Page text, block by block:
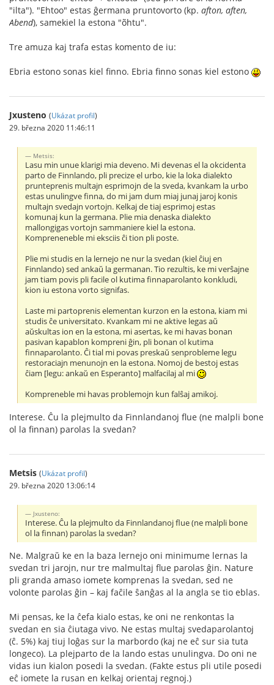
"ilta"). "Ehtoo" estas ĝermana pruntovorto (kp. afton, aften,
Abend), samekiel la estona "õhtu".
Tre amuza kaj trafa estas komento de iu:
Ebria estono sonas kiel finno. Ebria finno sonas kiel estono
Jxusteno (Ukázat profil)
29. března 2020 11:46:11
Metsis:
Lasu min unue klarigi mia deveno. Mi devenas el la okcidenta
parto de Finnlando, pli precize el urbo, kie la loka dialekto
prunteprenis multajn esprimojn de la sveda, kvankam la urbo
estas unulingve finna, do mi jam dum miaj junaj jaroj konis
multajn svedajn vortojn. Kelkaj de tiaj esprimoj estas
komunaj kun la germana. Plie mia denaska dialekto
mallongigas vortojn sammaniere kiel la estona.
Kompreneneble mi eksciis ĉi tion pli poste.
Plie mi studis en la lernejo ne nur la svedan (kiel ĉiuj en
Finnlando) sed ankaŭ la germanan. Tio rezultis, ke mi verŝajne
jam tiam povis pli facile ol kutima finnaparolanto konkludi,
kion iu estona vorto signifas.
Laste mi partoprenis elementan kurzon en la estona, kiam mi
studis ĉe universitato. Kvankam mi ne aktive legas aŭ
aŭskultas ion en la estona, mi asertas, ke mi havas bonan
pasivan kapablon kompreni ĝin, pli bonan ol kutima
finnaparolanto. Ĉi tial mi povas preskaŭ senprobleme legu
restoraciajn menunojn en la estona. Nomoj de bestoj estas
ĉiam [legu: ankaŭ en Esperanto] malfacilaj al mi
Kompreneble mi havas problemojn kun falŝaj amikoj.
Interese. Ĉu la plejmulto da Finnlandanoj flue (ne malpli bone
ol la finnan) parolas la svedan?
Metsis (Ukázat profil)
29. března 2020 13:06:14
Jxusteno:
Interese. Ĉu la plejmulto da Finnlandanoj flue (ne malpli bone
ol la finnan) parolas la svedan?
Ne. Malgraŭ ke en la baza lernejo oni minimume lernas la
svedan tri jarojn, nur tre malmultaj flue parolas ĝin. Nature
pli granda amaso iomete komprenas la svedan, sed ne
volonte parolas ĝin – kaj faĉile ŝanĝas al la angla se tio eblas.
Mi pensas, ke la ĉefa kialo estas, ke oni ne renkontas la
svedan en sia ĉiutaga vivo. Ne estas multaj svedaparolantoj
(ĉ. 5%) kaj tiuj loĝas sur la marbordo (kaj ne eĉ sur sia tuta
longeco). La plejparto de la lando estas unulingva. Do oni ne
vidas iun kialon posedi la svedan. (Fakte estus pli utile posedi
eĉ iomete la rusan en kelkaj orientaj regnoj.)